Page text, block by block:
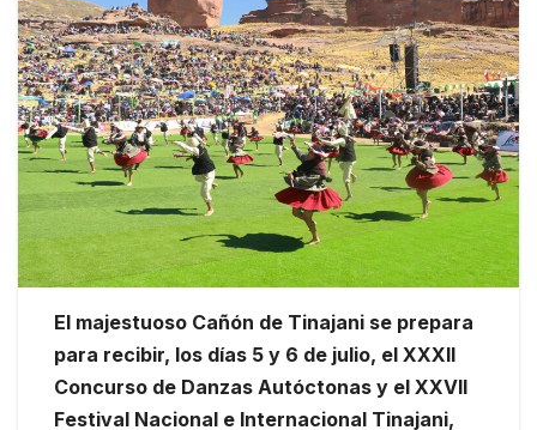
El majestuoso Cañón de Tinajani se prepara
para recibir, los días 5 y 6 de julio, el XXXII
Concurso de Danzas Autóctonas y el XXVII
Festival Nacional e Internacional Tinajani,